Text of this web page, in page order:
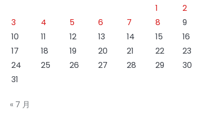
1
2
3
4 5 6 7 8
9
10
11 12 13 14 15
16
17
18 19 20 21 22
23
24
25 26 27 28 29
30
31
« 7 月